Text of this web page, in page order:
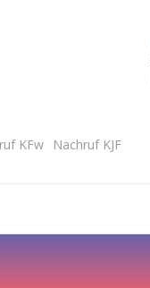
KFw Nachruf KJF